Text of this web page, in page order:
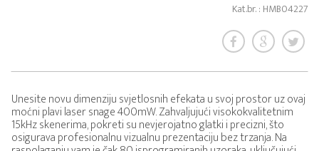
Kat.br. : HMB04227
Unesite novu dimenziju svjetlosnih efekata u svoj prostor uz ovaj
moćni plavi laser snage 400mW. Zahvaljujući visokokvalitetnim
15kHz skenerima, pokreti su nevjerojatno glatki i precizni, što
osigurava profesionalnu vizualnu prezentaciju bez trzanja. Na